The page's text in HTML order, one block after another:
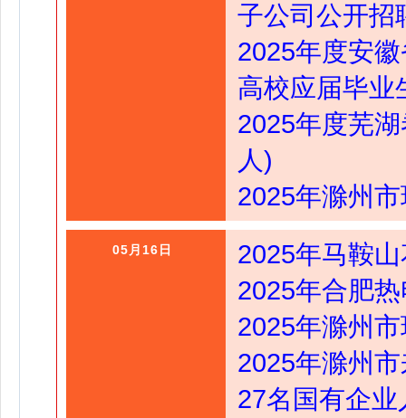
子公司公开招
2025年度安
高校应届毕业
2025年度芜
人)
2025年滁州
05月16日
2025年马鞍
2025年合肥
2025年滁州
2025年滁州
27名国有企业